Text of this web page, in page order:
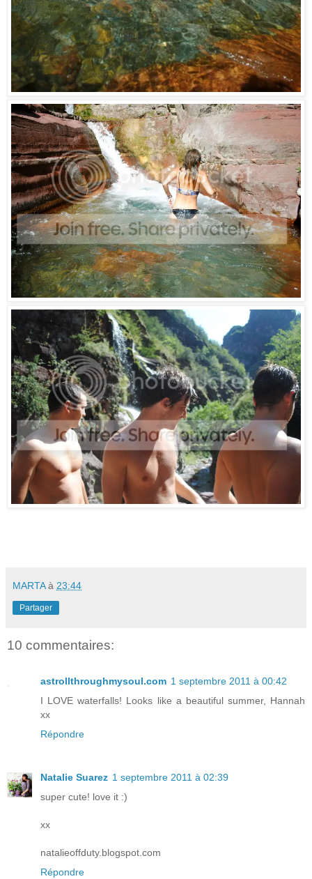
MARTA à 23:44
Partager
10 commentaires:
astrollthroughmysoul.com 1 septembre 2011 à 00:42
I LOVE waterfalls! Looks like a beautiful summer, Hannah
xx
Répondre
Natalie Suarez 1 septembre 2011 à 02:39
super cute! love it :)
xx
natalieoffduty.blogspot.com
Répondre